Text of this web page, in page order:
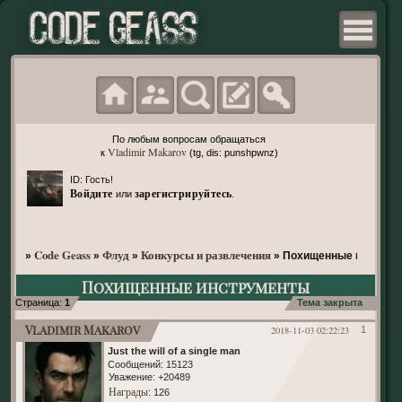
По любым вопросам обращаться
к Vladimir Makarov(tg, dis: punshpwnz)
ID: Гость!
Войдите или зарегистрируйтесь
» Code Geass » Флуд » Конкурсы и развлечения » Похищенные
Похищенные инструменты
Страница: 1 Тема закрыта
1
2018-11-03 02:22:23
Vladimir Makarov
Just the will of a single man
Сообщений: 15123
Уважение: +20489
Награды: 126